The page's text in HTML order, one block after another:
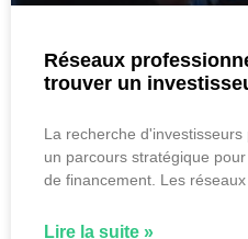
Réseaux
trouver un
La recherche
un parcours stratégique
de financement. Les
Lire la suite »